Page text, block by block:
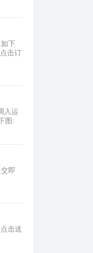
下
击订
入运
图:
即
击送